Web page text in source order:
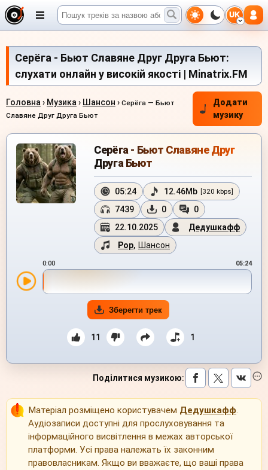
UK
Серёга - Бьют Славяне Друг Друга Бьют:
слухати онлайн у високій якості | Minatrix.FM
Головна › Музика › Шансон › Серёга — Бьют
Славяне Друг Друга Бьют
Додати
музику
Серёга - Бьют Славяне Друг
Друга Бьют
05:24 12.46Mb [320 kbps]
7439 0
0
22.10.2025
Дедушкафф
Pop, Шансон
0:00 05:24
Зберегти трек
11 1
Поділитися музикою:
Матеріал розміщено користувачем Дедушкафф.
Аудіозаписи доступні для прослуховування та
інформаційного висвітлення в межах авторської
платформи. Усі права належать їх законним
правовласникам. Якщо ви вважаєте, що ваші права